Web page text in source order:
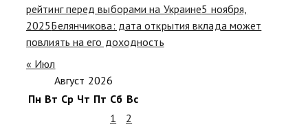
рейтинг перед выборами на Украине5 ноября,
2025Белянчикова: дата открытия вклада может
повлиять на его доходность
« Июл
Август 2026
Пн Вт Ср Чт Пт Сб Вс
1
2